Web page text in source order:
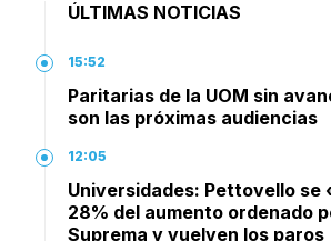
ÚLTIMAS NOTICIAS
15:52
Paritarias de la UOM sin
son las próximas audiencias
12:05
Universidades: Pettovello se
28% del aumento ordenado
Suprema y vuelven los paros